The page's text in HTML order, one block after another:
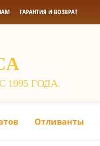
ГАРАНТИЯ И ВОЗВРАТ
ГОДА.
Отливанты